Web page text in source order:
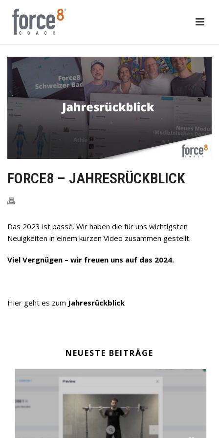
FORCE8 – JAHRESRÜCKBLICK
Das 2023 ist passé. Wir haben die für uns wichtigsten
Neuigkeiten in einem kurzen Video zusammen gestellt.
Viel Vergnügen – wir freuen uns auf das 2024.
Hier geht es zum Jahresrückblick
NEUESTE BEITRÄGE